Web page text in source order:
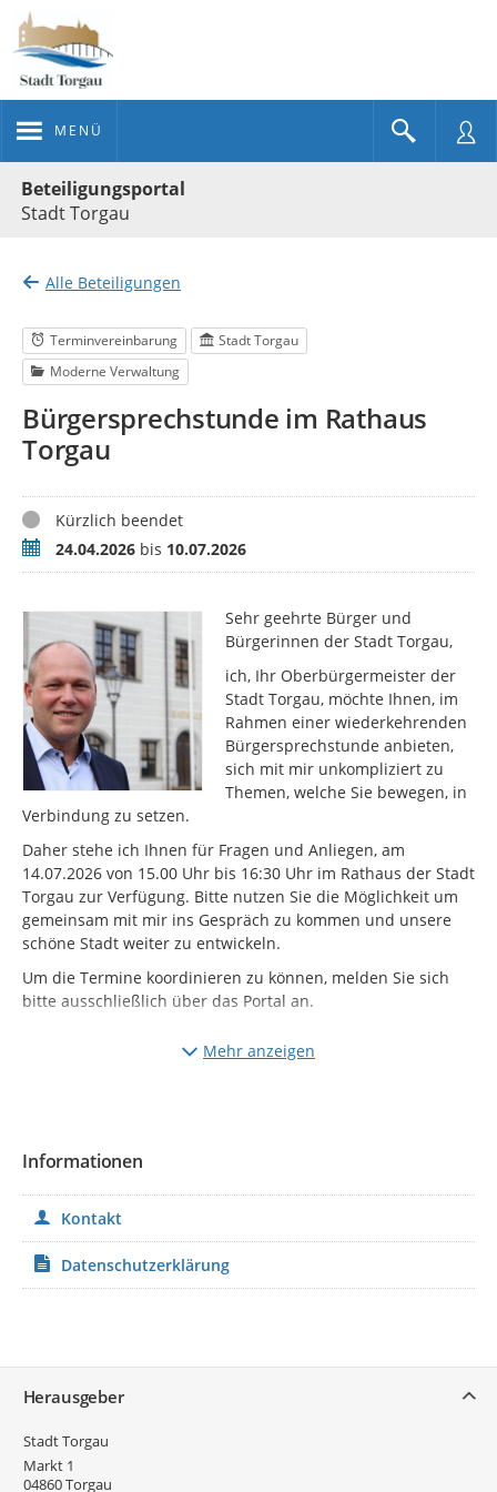
MENÜ
Beteiligungsportal
Stadt Torgau
Alle Beteiligungen
Terminvereinbarung
Stadt Torgau
Moderne Verwaltung
Bürgersprechstunde im Rathaus
Torgau
StatusKürzlich beendet
Zeitraum24.04.2026 bis 10.07.2026
Sehr geehrte Bürger und
Bürgerinnen der Stadt Torgau,
ich, Ihr Oberbürgermeister der
Stadt Torgau, möchte Ihnen, im
Rahmen einer wiederkehrenden
Bürgersprechstunde anbieten,
sich mit mir unkompliziert zu
Themen, welche Sie bewegen, in
Verbindung zu setzen.
Daher stehe ich Ihnen für Fragen und Anliegen, am
14.07.2026 von 15.00 Uhr bis 16:30 Uhr im Rathaus der Stadt
Torgau zur Verfügung. Bitte nutzen Sie die Möglichkeit um
gemeinsam mit mir ins Gespräch zu kommen und unsere
schöne Stadt weiter zu entwickeln.
Um die Termine koordinieren zu können, melden Sie sich
bitte ausschließlich über das Portal an.
Mehr anzeigen
Informationen
Kontakt
Datenschutzerklärung
Herausgeber
Stadt Torgau
Markt 1
04860Torgau